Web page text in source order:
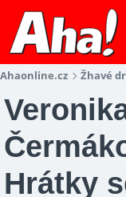
Ahaonline.cz Žhavé
Hrátky